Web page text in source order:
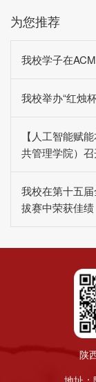
为您推荐
我校学子在
我校举办“红烛
【人工智能赋
共管理学院）
我校在第十五
拔赛中荣获佳绩
陕